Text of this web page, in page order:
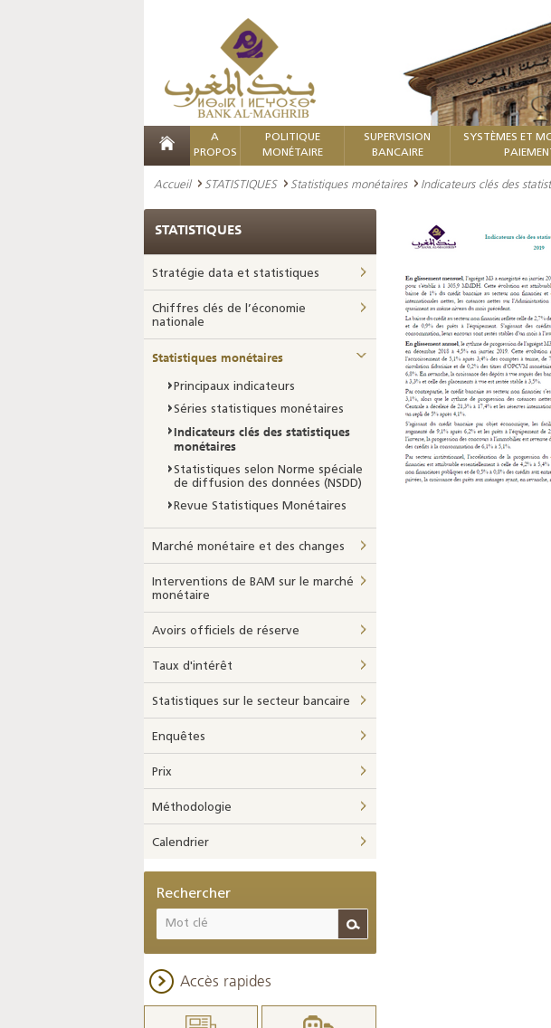
A
PROPOS
POLITIQUE
MONÉTAIRE
SUPERVISION
BANCAIRE
SYSTÈMES ET
Accueil STATISTIQUES Statistiques monétaires Indicateurs clés des
STATISTIQUES
Stratégie data et statistiques
Chiffres clés de l’économie
nationale
Statistiques monétaires
Principaux indicateurs
Séries statistiques monétaires
Indicateurs clés des statistiques
monétaires
Statistiques selon Norme spéciale
de diffusion des données (NSDD)
Revue Statistiques Monétaires
Marché monétaire et des changes
Interventions de BAM sur le marché
monétaire
Avoirs officiels de réserve
Taux d'intérêt
Statistiques sur le secteur bancaire
Enquêtes
Prix
Méthodologie
Calendrier
Rechercher
Accès rapides